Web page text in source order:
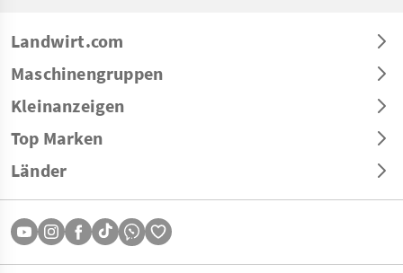
Landwirt.com
Maschinengruppen
Kleinanzeigen
Top Marken
Länder